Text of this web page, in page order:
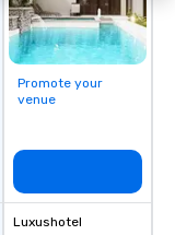
Promote your
venue
Luxushotel